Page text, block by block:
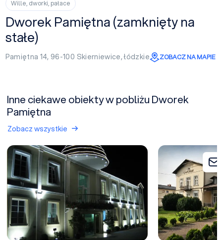
Wille, dworki, pałace
Dworek Pamiętna (zamknięty na
stałe)
Pamiętna 14, 96-100 Skierniewice,łódzkie ZOBACZ NA MAPIE
Inne ciekawe obiekty w pobliżu Dworek
Pamiętna
Zobacz wszystkie
Centrum Konferencyjno-Rozrywkowe Fokus (d. Maraton)
Hotel Dworek